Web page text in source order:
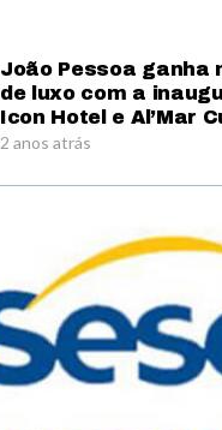
João Pessoa ganha
de luxo com a
Icon Hotel e Al’Mar
2 anos atrás